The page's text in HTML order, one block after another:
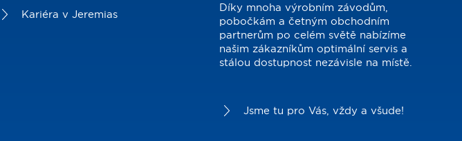
Kariéra v Jeremias
Díky mnoha výrobním závodům,
pobočkám a četným obchodním
partnerům po celém světě nabízíme
našim zákazníkům optimální servis a
stálou dostupnost nezávisle na místě.
Jsme tu pro Vás, vždy a všude!